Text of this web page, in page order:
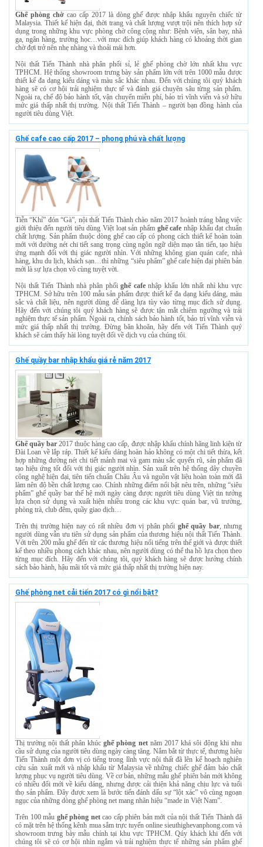
Ghế phòng chờcao cấp 2017 là dòng ghế được nhập khẩu nguyên chiếc từ
Malaysia. Thiết kế hiện đại, thời trang và chất lượng vượt trội nên thích hợp sử
dụng trong những khu vực phòng chờ công cộng như: Bệnh viện, sân bay, nhà
ga, ngân hàng, trường học…với mục đích giúp khách hàng có khoảng thời gian
chờ đợi trở nên nhẹ nhàng và thoải mái hơn.
Nội thất Tiến Thành nhà phân phối sỉ, lẻ ghế phòng chờ lớn nhất khu vực
TPHCM. Hệ thống showroom trưng bày sản phẩm lớn với trên 1000 mẫu được
thiết kế đa dạng kiểu dáng và màu sắc khác nhau. Đến với chúng tôi quý khách
hàng sẽ có cơ hội trải nghiệm thực tế và đánh giá chuyên sâu từng sản phẩm.
Ngoài ra, chế độ bảo hành tốt, vận chuyển miễn phí, bảo trì vĩnh viễn và sở hữu
mức giá thấp nhất thị trường. Nội thất Tiến Thành – người bạn đồng hành của
người tiêu dùng Việt.
Ghế cafe cao cấp 2017 – phong phú và chất lượng
Tiễn “Khỉ” đón “Gà”, nội thất Tiến Thành chào năm 2017 hoành tráng bằng việc
giới thiệu đến người tiêu dùng Việt loạt sản phẩm ghế cafe nhập khẩu đạt chuẩn
chất lượng. Sản phẩm thuộc dòng ghế cao cấp có phong cách thiết kế hoàn toàn
mới với đường nét chi tiết sang trọng cùng ngôn ngữ diện mạo tân tiến, tạo hiệu
ứng mạnh đối với thị giác người nhìn. Với những không gian quán cafe, nhà
hàng, khu du lịch, khách sạn…thì những “siêu phẩm” ghế cafe hiện đại phiên bản
mới là sự lựa chọn vô cùng tuyệt vời.
Nội thất Tiến Thành nhà phân phốighế cafenhập khẩu lớn nhất nhì khu vực
TPHCM. Sở hữu trên 100 mẫu sản phẩm được thiết kế đa dạng kiểu dáng, màu
sắc và chất liệu, nên người dùng dễ dàng lựa tùy vào từng mục đích sử dụng.
Hãy đến với chúng tôi quý khách hàng sẽ được tận mắt chiêm ngưỡng và trải
nghiệm thực tế sản phẩm. Ngoài ra, chính sách bảo hành tốt, bảo trì vĩnh viễn và
mức giá thấp nhất thị trường. Đừng băn khoăn, hãy đến với Tiến Thành quý
khách sẽ cảm thấy hài lòng tuyệt đối về dịch vụ của chúng tôi.
Ghế quầy bar nhập khẩu giá rẻ năm 2017
Ghế quầy bar 2017 thuộc hàng cao cấp, được nhập khẩu chính hãng linh kiện từ
Đài Loan về lắp ráp. Thiết kế kiểu dáng hoàn hảo không có một chi tiết thừa, kết
hợp những đường nét chi tiết mảnh mai và gam màu sắc quyến rũ, sản phẩm đã
tạo hiệu ứng tốt đối với thị giác người nhìn. Sản xuất trên hệ thống dây chuyền
công nghệ hiện đại, tiên tiến chuẩn Châu Âu và nguồn vật liệu hoàn toàn mới đã
làm nên độ bền chất lượng cao. Chính những điểm nổi bật nêu trên, những “siêu
phẩm” ghế quầy bar thế hệ mới ngày càng được người tiêu dùng Việt tin tưởng
lựa chọn sử dụng và xuất hiện nhiều trong các khu vực: quán bar, vũ trường,
phòng trà, club đêm, quầy giao dịch…
Trên thị trường hiện nay có rất nhiều đơn vị phân phối ghế quầy bar, nhưng
người dùng vẫn ưu tiên sử dụng sản phẩm của thương hiệu nội thất Tiến Thành.
Với trên 200 mẫu ghế đến từ các thương hiệu nổi tiếng trên thế giới và được thiết
kế theo nhiều phong cách khác nhau, nên người dùng có thể tha hồ lựa chọn theo
từng mục đích. Hãy đến với chúng tôi, quý khách hàng sẽ được hưởng chính
sách bảo hành, hậu mãi tốt và mức giá thấp nhất thị trường hiện nay.
Ghế phòng net cải tiến 2017 có gì nổi bật?
Thị trường nội thất phân khúcghế phòng net năm 2017 khá sôi động khi nhu
cầu sử dụng của người tiêu dùng ngày càng tăng. Nắm bắt từ thực tế, thương hiệu
Tiến Thành một đơn vị có tiếng trong lĩnh vực nội thất đã lên kế hoạch nghiên
cứu sản xuất mới và nhập khẩu từ Malaysia về những chiếc ghế đảm bảo chất
lượng phục vụ người tiêu dùng. Về cơ bản, những mẫu ghế phiên bản mới không
có nhiều đổi mới về kiểu dáng, nhưng được cải thiện khả năng chịu lực và tuổi
thọ sản phẩm. Đây được xem là bước tiến đánh dấu sự “lột xác” vô cùng ngoạn
ngục của những dòng ghế phòng net mang nhãn hiệu “made in Việt Nam”.
Trên 100 mẫu ghế phòng netcao cấp phiên bản mới của nội thất Tiến Thành đã
có mặt trên hệ thống kênh mua sắm trực tuyến online sieuthighevanphong.com và
showroom trưng bày mẫu chính tại khu vực TPHCM. Qúy khách khi đến với
chúng tôi sẽ có cơ hội nhìn ngắm và trải nghiệm thực tế những sản phẩm ghế